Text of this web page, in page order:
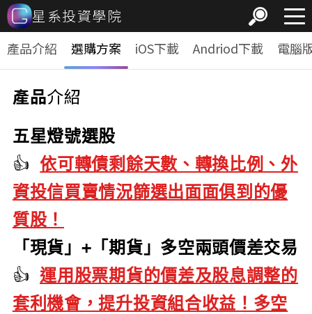
星系投資學院
產品介紹 選購方案 iOS下載 Andriod下載 電腦
產品介紹
五星燈號選股
👍依可轉債剩餘天數、轉換比例、外
資投信買賣情況篩選出面面俱到的優
質股！
「現貨」+「期貨」多空兩頭價差交易
👍運用股票期貨的價差及股息調整的
套利機會，提升投資組合收益！多空